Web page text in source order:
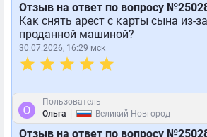
Отзыв на ответ по вопросу
Как снять арест с карты сына из-
проданной машиной?
30.07.2026, 16:29 мск
Пользователь
Ольга
Великий Новгород
Отзыв на ответ по вопросу